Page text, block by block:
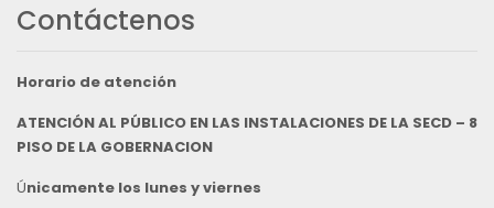
Contáctenos
Horario de atención
ATENCIÓN AL PÚBLICO EN LAS INSTALACIONES DE LA SECD – 8
PISO DE LA GOBERNACION
Únicamente los lunes y viernes